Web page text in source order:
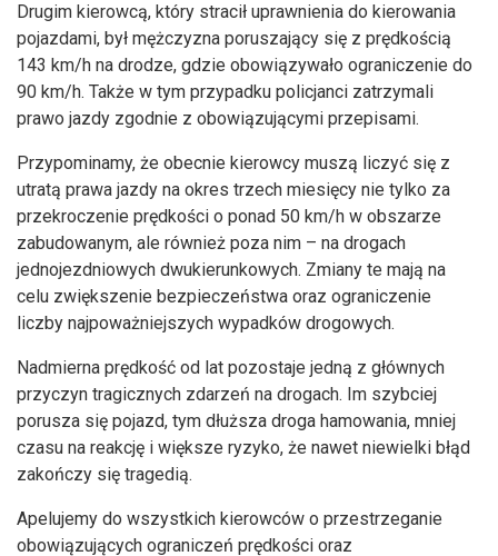
Drugim kierowcą, który stracił uprawnienia do kierowania
pojazdami, był mężczyzna poruszający się z prędkością
143 km/h na drodze, gdzie obowiązywało ograniczenie do
90 km/h. Także w tym przypadku policjanci zatrzymali
prawo jazdy zgodnie z obowiązującymi przepisami.
Przypominamy, że obecnie kierowcy muszą liczyć się z
utratą prawa jazdy na okres trzech miesięcy nie tylko za
przekroczenie prędkości o ponad 50 km/h w obszarze
zabudowanym, ale również poza nim – na drogach
jednojezdniowych dwukierunkowych. Zmiany te mają na
celu zwiększenie bezpieczeństwa oraz ograniczenie
liczby najpoważniejszych wypadków drogowych.
Nadmierna prędkość od lat pozostaje jedną z głównych
przyczyn tragicznych zdarzeń na drogach. Im szybciej
porusza się pojazd, tym dłuższa droga hamowania, mniej
czasu na reakcję i większe ryzyko, że nawet niewielki błąd
zakończy się tragedią.
Apelujemy do wszystkich kierowców o przestrzeganie
obowiązujących ograniczeń prędkości oraz